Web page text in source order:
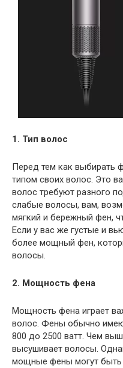
1. Тип волос
Перед тем как выбирать
типом своих волос. Это
волос требуют разного
слабые волосы, вам,
мягкий и бережный фен,
Если у вас же густые и
более мощный фен,
волосы.
2. Мощность фена
Мощность фена играет
волос. Фены обычно
800 до 2500 ватт. Чем
высушивает волосы.
мощные фены могут быть